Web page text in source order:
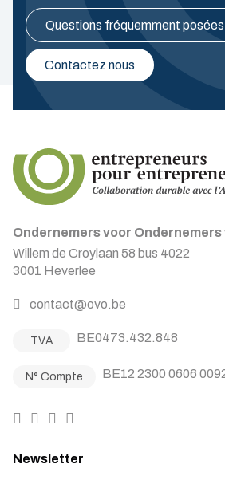
Questions fréquemment posées
Contactez nous
Ondernemers voor Ondernemers
Willem de Croylaan 58 bus 4022
3001 Heverlee
contact@ovo.be
TVA BE0473.432.848
N° Compte BE12 2300 0606
Newsletter